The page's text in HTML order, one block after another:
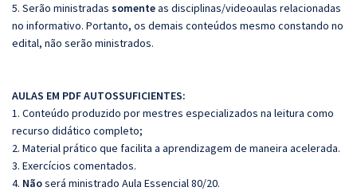
5. Serão ministradas somenteas disciplinas/videoaulas relacionadas
no informativo. Portanto, os demais conteúdos mesmo constando no
edital, não serão ministrados.
AULAS EM PDF AUTOSSUFICIENTES:
1. Conteúdo produzido por mestres especializados na leitura como
recurso didático completo;
2. Material prático que facilita a aprendizagem de maneira acelerada.
3. Exercícios comentados.
4. Nãoserá ministrado Aula Essencial 80/20.